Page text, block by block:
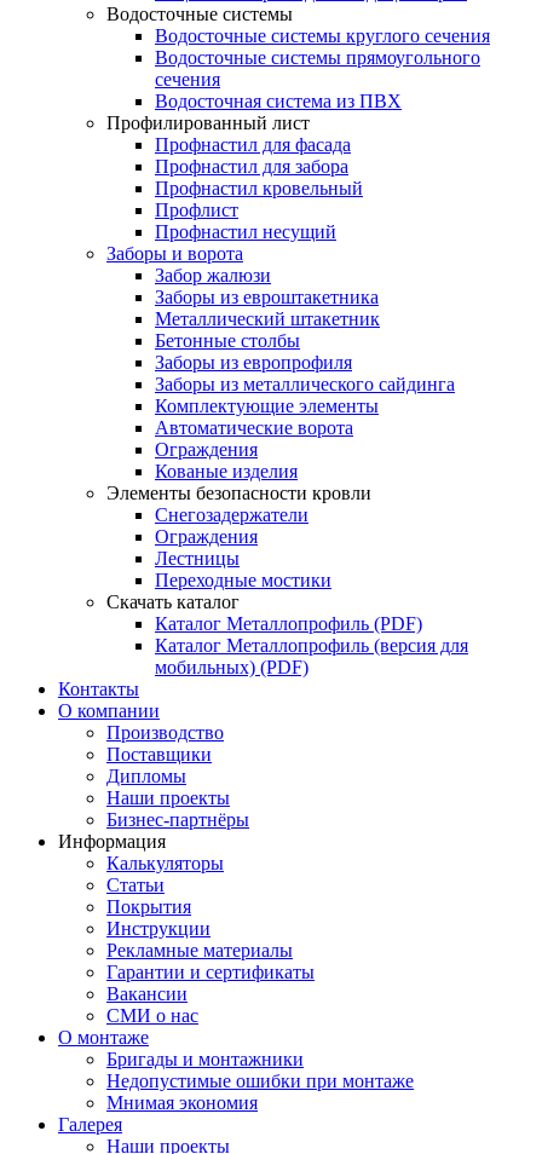
Водосточные системы
Водосточные системы круглого сечения
Водосточные системы прямоугольного
сечения
Водосточная система из ПВХ
Профилированный лист
Профнастил для фасада
Профнастил для забора
Профнастил кровельный
Профлист
Профнастил несущий
Заборы и ворота
Забор жалюзи
Заборы из евроштакетника
Металлический штакетник
Бетонные столбы
Заборы из европрофиля
Заборы из металлического сайдинга
Комплектующие элементы
Автоматические ворота
Ограждения
Кованые изделия
Элементы безопасности кровли
Снегозадержатели
Ограждения
Лестницы
Переходные мостики
Скачать каталог
Каталог Металлопрофиль (PDF)
Каталог Металлопрофиль (версия для
мобильных) (PDF)
Контакты
О компании
Производство
Поставщики
Дипломы
Наши проекты
Бизнес-партнёры
Информация
Калькуляторы
Статьи
Покрытия
Инструкции
Рекламные материалы
Гарантии и сертификаты
Вакансии
СМИ о нас
О монтаже
Бригады и монтажники
Недопустимые ошибки при монтаже
Мнимая экономия
Галерея
Наши проекты